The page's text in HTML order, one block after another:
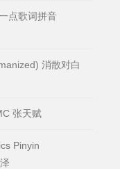
点歌词拼音
消散对白
张天赋
Pinyin